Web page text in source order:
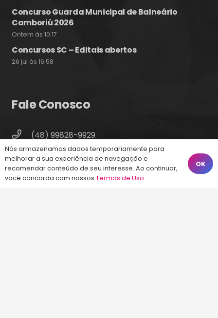
Concurso Guarda Municipal de Balneário
Camboriú 2026
Ontem às 10:17
Concursos SC – Editais abertos
26 jul às 16:58
Fale Conosco
(48) 99828-9929
Calçadão João Pinto, 212 – Centro
Florianópolis – SC, 88010-420
atendimento@energiaconcursos.com.br
Nós armazenamos dados temporariamente para
melhorar a sua experiência de navegação e
recomendar conteúdo de seu interesse. Ao continuar,
você concorda com nossos Termos de Uso.
OK